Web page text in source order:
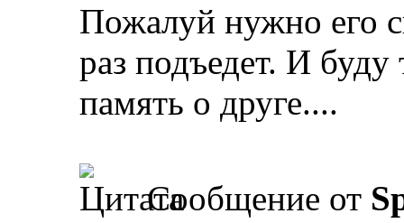
Пожалуй нужно его
раз подъедет. И
память о друге....
Сообщение от